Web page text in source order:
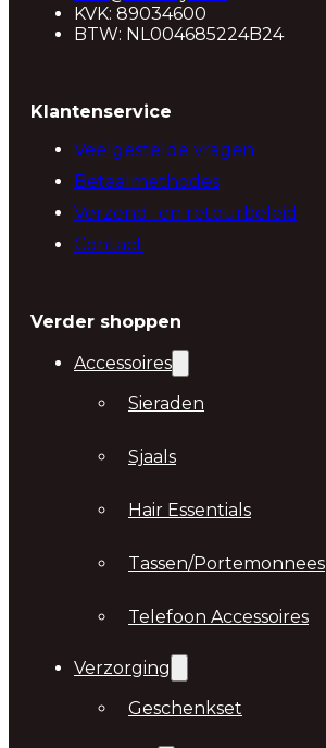
KVK: 89034600
BTW: NL004685224B24
Klantenservice
Veelgestelde vragen
Betaalmethodes
Verzend- en retourbeleid
Contact
Verder shoppen
Accessoires
Sieraden
Sjaals
Hair Essentials
Tassen/Portemonnees
Telefoon Accessoires
Verzorging
Geschenkset